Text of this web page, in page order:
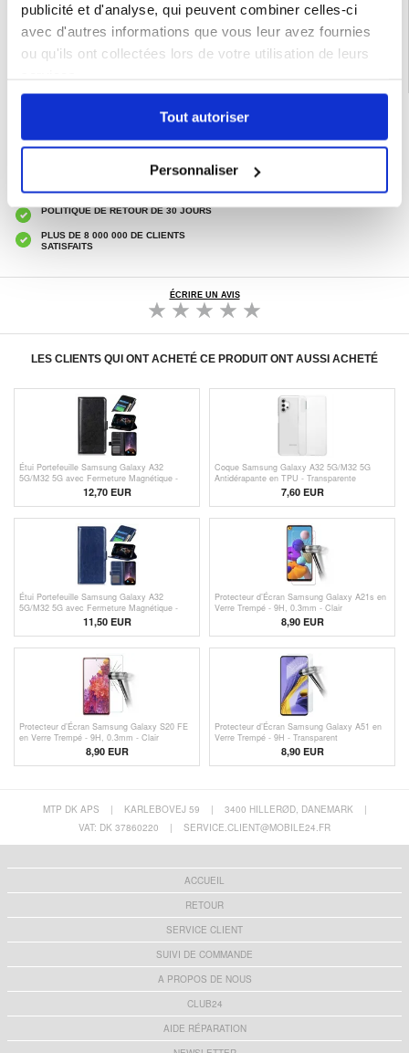
publicité et d'analyse, qui peuvent combiner celles-ci
avec d'autres informations que vous leur avez fournies
ou qu'ils ont collectées lors de votre utilisation de leurs
Tout autoriser
Personnaliser
Samsung, Verre trempé Samsung Galaxy A32 5G
7 % DE RÉDUCTION
POUR LES MEMBRES DU CLUB24
POLITIQUE DE RETOUR DE 30 JOURS
PLUS DE 8 000 000 DE CLIENTS
SATISFAITS
ÉCRIRE UN AVIS
LES CLIENTS QUI ONT ACHETÉ CE PRODUIT ONT AUSSI ACHETÉ
Étui Portefeuille Samsung Galaxy A32
5G/M32 5G avec Fermeture Magnétique -
12,70 EUR
Coque Samsung Galaxy A32 5G/M32 5G
Antidérapante en TPU - Transparente
7,60 EUR
Étui Portefeuille Samsung Galaxy A32
5G/M32 5G avec Fermeture Magnétique -
11,50 EUR
Protecteur d’Écran Samsung Galaxy A21s en
Verre Trempé - 9H, 0.3mm - Clair
8,90 EUR
Protecteur d’Écran Samsung Galaxy S20 FE
en Verre Trempé - 9H, 0.3mm - Clair
8,90 EUR
Protecteur d’Écran Samsung Galaxy A51 en
Verre Trempé - 9H - Transparent
8,90 EUR
MTP DK APS | KARLEBOVEJ 59 | 3400 HILLERØD, DANEMARK
|
VAT: DK 37860220
| SERVICE.CLIENT@MOBILE24.FR
ACCUEIL
RETOUR
SERVICE CLIENT
SUIVI DE COMMANDE
A PROPOS DE NOUS
CLUB24
AIDE RÉPARATION